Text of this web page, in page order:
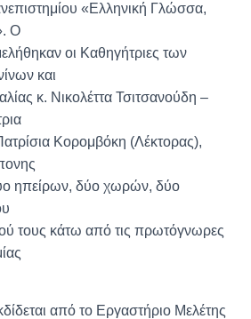
«Ελληνική Γλώσσα,
Ο
οι Καθηγήτριες των
και
κ. Νικολέττα Τσιτσανούδη –
Κορομβόκη (Λέκτορας),
ηπείρων, δύο χωρών, δύο
τους κάτω από τις πρωτόγνωρες
από το Εργαστήριο Μελέτης